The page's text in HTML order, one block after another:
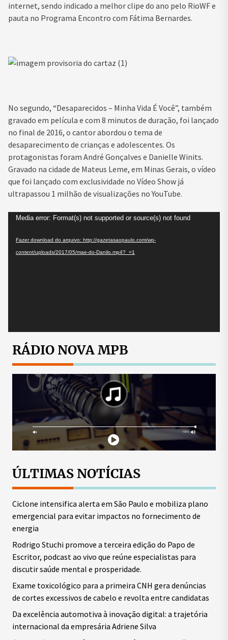
internet, sendo indicado a melhor clipe do ano pelo RioWF e
pauta no Programa Encontro com Fátima Bernardes.
No segundo, “Desaparecidos – Minha Vida É Você”, também
gravado em película e com 8 minutos de duração, foi lançado
no final de 2016, o cantor abordou o tema de
desaparecimento de crianças e adolescentes. Os
protagonistas foram André Gonçalves e Danielle Winits.
Gravado na cidade de Mateus Leme, em Minas Gerais, o vídeo
que foi lançado com exclusividade no Vídeo Show já
ultrapassou 1 milhão de visualizações no YouTube.
Tocador
vídeo
Media error: Format(s) not supported or source(s) not found
Fazer download do arquivo: http://gazetasaopaulo.com/wp-
content/uploads/2017/05/mae-do-Danilo.mp4?_=1
RÁDIO NOVA MPB
ÚLTIMAS NOTÍCIAS
Ciclone intensifica alerta em São Paulo e mobiliza plano
emergencial para evitar impactos no fornecimento de
energia
Rodrigo Stuchi promove a terceira edição do Papo de
Escritor, podcast ao vivo que reúne especialistas para
discutir saúde mental e prosperidade.
Exame toxicológico para a primeira CNH gera denúncias
de cortes excessivos de cabelo e revolta entre candidatas
Da excelência automotiva à inovação digital: a trajetória
internacional da empresária Adriene Silva